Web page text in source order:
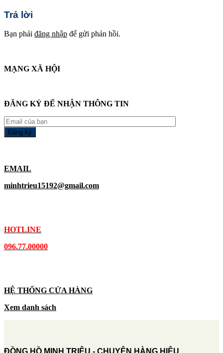
Trả lời
Bạn phải đăng nhập để gửi phản hồi.
MẠNG XÃ HỘI
ĐĂNG KÝ ĐỂ NHẬN THÔNG TIN
EMAIL
minhtrieu15192@gmail.com
HOTLINE
096.77.00000
HỆ THỐNG CỬA HÀNG
Xem danh sách